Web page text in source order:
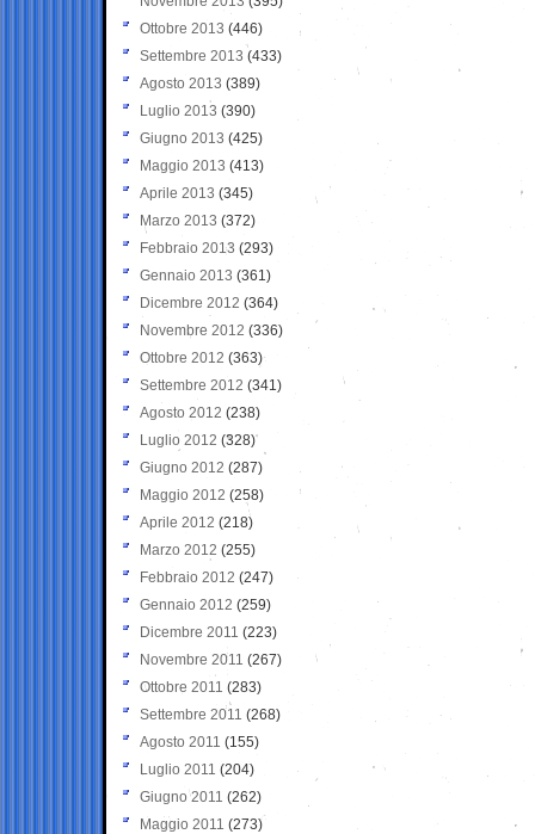
Ottobre 2013 (446)
Settembre 2013 (433)
Agosto 2013 (389)
Luglio 2013 (390)
Giugno 2013 (425)
Maggio 2013 (413)
Aprile 2013 (345)
Marzo 2013 (372)
Febbraio 2013 (293)
Gennaio 2013 (361)
Dicembre 2012 (364)
Novembre 2012 (336)
Ottobre 2012 (363)
Settembre 2012 (341)
Agosto 2012 (238)
Luglio 2012 (328)
Giugno 2012 (287)
Maggio 2012 (258)
Aprile 2012 (218)
Marzo 2012 (255)
Febbraio 2012 (247)
Gennaio 2012 (259)
Dicembre 2011 (223)
Novembre 2011 (267)
Ottobre 2011 (283)
Settembre 2011 (268)
Agosto 2011 (155)
Luglio 2011 (204)
Giugno 2011 (262)
Maggio 2011 (273)